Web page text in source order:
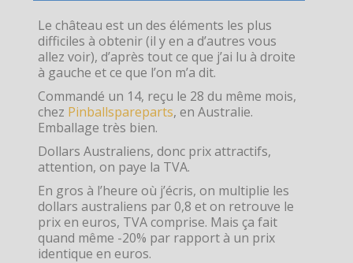
MPC
Vers Trouvix
Salle des Profs
Salles de Cours
DiY
Recherche
Le château est un des éléments les plus
difficiles à obtenir (il y en a d’autres vous
allez voir), d’après tout ce que j’ai lu à droite
à gauche et ce que l’on m’a dit.
Commandé un 14, reçu le 28 du même mois,
chez Pinballspareparts, en Australie.
Emballage très bien.
Dollars Australiens, donc prix attractifs,
attention, on paye la TVA.
En gros à l’heure où j’écris, on multiplie les
dollars australiens par 0,8 et on retrouve le
prix en euros, TVA comprise. Mais ça fait
quand même -20% par rapport à un prix
identique en euros.